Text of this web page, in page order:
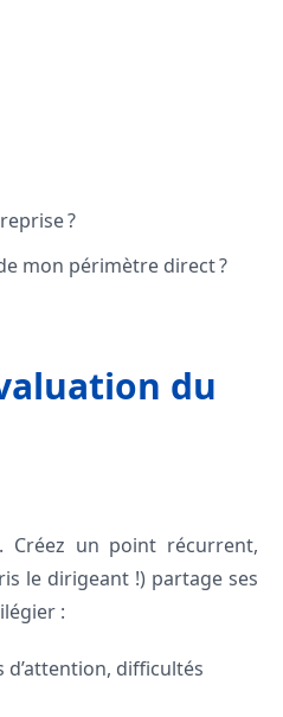
?
mon périmètre direct ?
du
Créez un point récurrent,
le dirigeant !) partage ses
:
d’attention, difficultés